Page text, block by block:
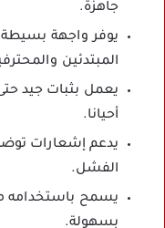
جاهزة.
يوفر واجهة
المبتدئين
يعمل بثبات جيد
أحيانا.
يدعم إشعارات
الفشل.
يسمح باستخدامه
بسهولة.